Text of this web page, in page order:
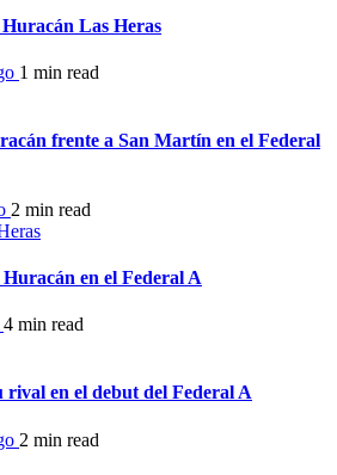
Huracán Las Heras
1 min read
frente a San Martín en el Federal
2 min read
en el Federal A
4 min read
rival en el debut del Federal A
2 min read